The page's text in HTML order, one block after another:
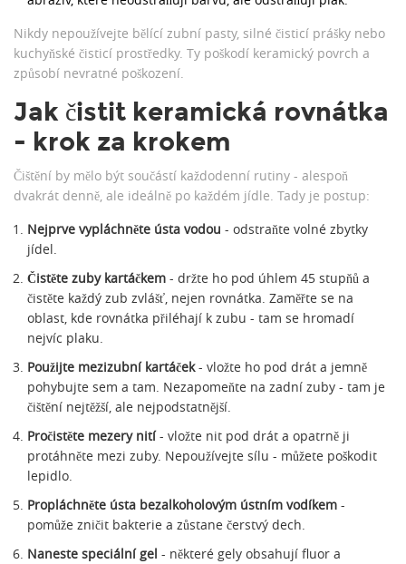
Nikdy nepoužívejte bělící zubní pasty, silné čisticí prášky nebo
kuchyňské čisticí prostředky. Ty poškodí keramický povrch a
způsobí nevratné poškození.
Jak čistit keramická rovnátka
- krok za krokem
Čištění by mělo být součástí každodenní rutiny - alespoň
dvakrát denně, ale ideálně po každém jídle. Tady je postup:
Nejprve vypláchněte ústa vodou - odstraňte volné zbytky
jídel.
Čistěte zuby kartáčkem - držte ho pod úhlem 45 stupňů a
čistěte každý zub zvlášť, nejen rovnátka. Zaměřte se na
oblast, kde rovnátka přiléhají k zubu - tam se hromadí
nejvíc plaku.
Použijte mezizubní kartáček- vložte ho pod drát a jemně
pohybujte sem a tam. Nezapomeňte na zadní zuby - tam je
čištění nejtěžší, ale nejpodstatnější.
Pročistěte mezery nití- vložte nit pod drát a opatrně ji
protáhněte mezi zuby. Nepoužívejte sílu - můžete poškodit
lepidlo.
Propláchněte ústa bezalkoholovým ústním vodíkem -
pomůže zničit bakterie a zůstane čerstvý dech.
Naneste speciální gel - některé gely obsahují fluor a